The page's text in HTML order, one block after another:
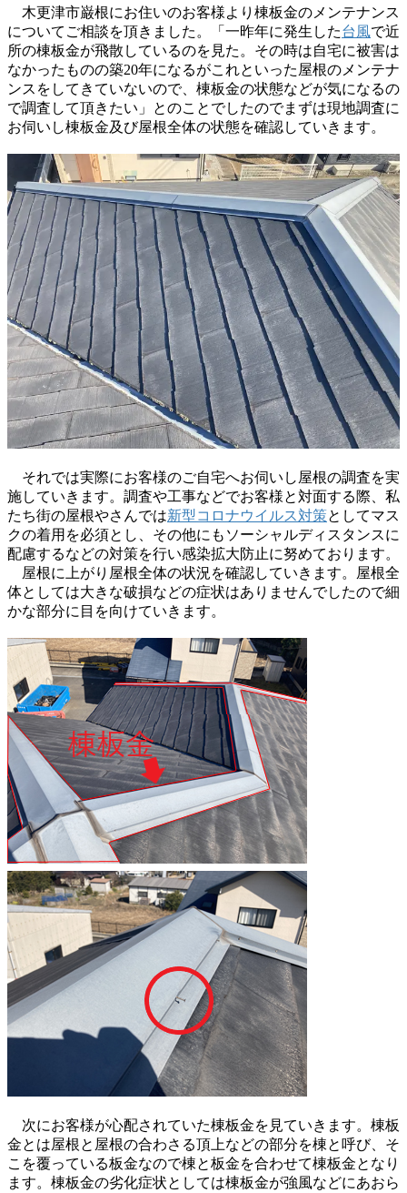
木更津市巌根にお住いのお客様より棟板金のメンテナンス
についてご相談を頂きました。「一昨年に発生した台風で近
所の棟板金が飛散しているのを見た。その時は自宅に被害は
なかったものの築20年になるがこれといった屋根のメンテナ
ンスをしてきていないので、棟板金の状態などが気になるの
で調査して頂きたい」とのことでしたのでまずは現地調査に
お伺いし棟板金及び屋根全体の状態を確認していきます。
それでは実際にお客様のご自宅へお伺いし屋根の調査を実
施していきます。調査や工事などでお客様と対面する際、私
たち街の屋根やさんでは新型コロナウイルス対策としてマス
クの着用を必須とし、その他にもソーシャルディスタンスに
配慮するなどの対策を行い感染拡大防止に努めております。
屋根に上がり屋根全体の状況を確認していきます。屋根全
体としては大きな破損などの症状はありませんでしたので細
かな部分に目を向けていきます。
次にお客様が心配されていた棟板金を見ていきます。棟板
金とは屋根と屋根の合わさる頂上などの部分を棟と呼び、そ
こを覆っている板金なので棟と板金を合わせて棟板金となり
ます。棟板金の劣化症状としては棟板金が強風などにあおら